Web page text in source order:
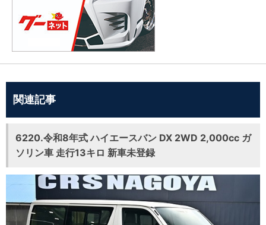
関連記事
6220.令和8年式 ハイエースバン DX 2WD 2,000cc ガ
ソリン車 走行13キロ 新車未登録